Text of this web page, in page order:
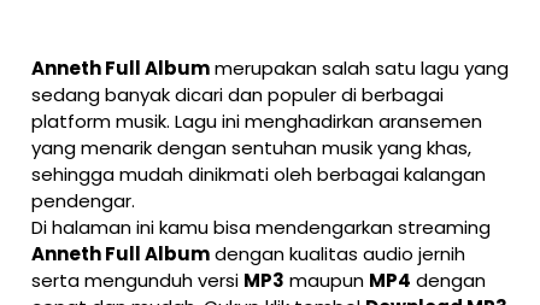
Anneth Full Albummerupakan salah satu lagu yang
sedang banyak dicari dan populer di berbagai
platform musik. Lagu ini menghadirkan aransemen
yang menarik dengan sentuhan musik yang khas,
sehingga mudah dinikmati oleh berbagai kalangan
pendengar.
Di halaman ini kamu bisa mendengarkan streaming
Anneth Full Albumdengan kualitas audio jernih
serta mengunduh versi MP3 maupun MP4 dengan